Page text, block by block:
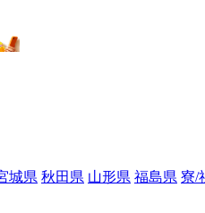
城県 秋田県 山形県 福島県 寮/